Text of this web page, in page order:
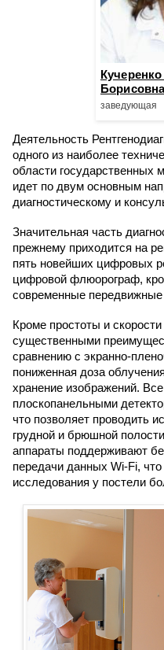
заведующая
Деятельность
одного из наиболее
области государственных
идет по двум основным
диагностическому и
Значительная часть
прежнему приходится на
пять новейших цифровых
цифровой флюорограф,
современные
Кроме простоты и
существенными
сравнению с экранно-
пониженная доза
хранение изображений.
плоскопанельными
что позволяет проводить
грудной и брюшной
аппараты поддерживают
передачи данных Wi-Fi,
исследования у постели